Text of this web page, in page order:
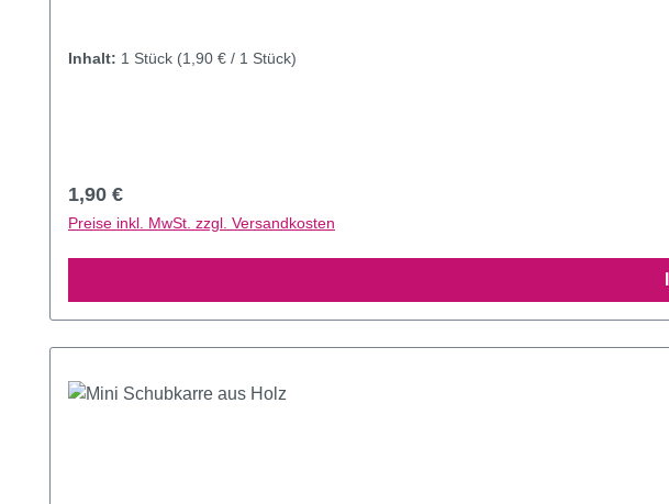
Inhalt: 1 Stück (1,90 € / 1 Stück)
Regulärer Preis:
1,90 €
Preise inkl. MwSt. zzgl. Versandkosten